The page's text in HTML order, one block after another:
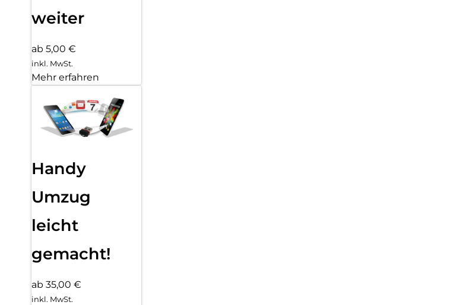
weiter
ab 5,00 €
inkl. MwSt.
Mehr erfahren
Handy
Umzug
leicht
gemacht!
ab 35,00 €
inkl. MwSt.